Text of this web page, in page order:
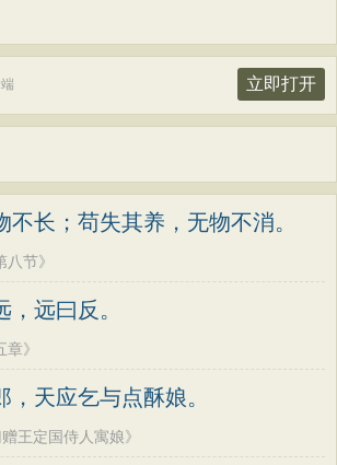
立即打开
不长；苟失其养，无物不消。
八节》
远曰反。
》
天应乞与点酥娘。
王定国侍人寓娘》